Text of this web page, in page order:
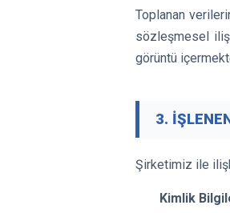
Toplanan
sözleşmesel
görüntü
3.
Şirketimiz ile
Kimlik